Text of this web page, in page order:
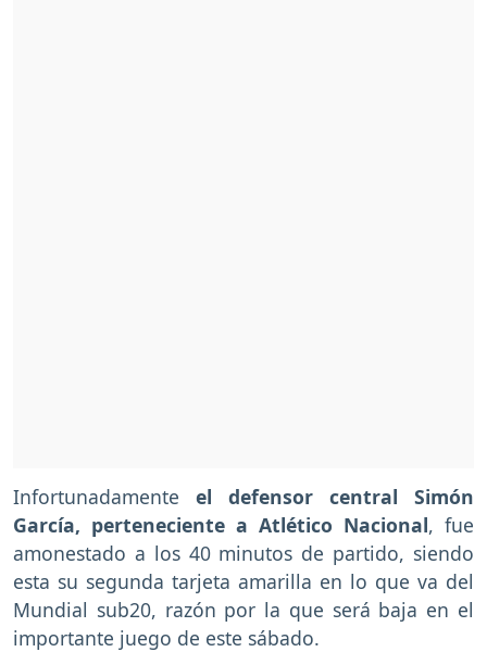
Infortunadamente el defensor central Simón
García, perteneciente a Atlético Nacional, fue
amonestado a los 40 minutos de partido, siendo
esta su segunda tarjeta amarilla en lo que va del
Mundial sub20, razón por la que será baja en el
importante juego de este sábado.